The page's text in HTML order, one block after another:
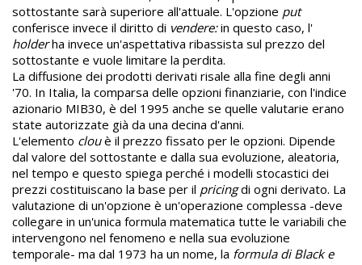
sottostante sarà superiore all'attuale. L'opzione put
conferisce invece il diritto di vendere:in questo caso, l'
holderha invece un'aspettativa ribassista sul prezzo del
sottostante e vuole limitare la perdita.
La diffusione dei prodotti derivati risale alla fine degli anni
'70. In Italia, la comparsa delle opzioni finanziarie, con l'indice
azionario MIB30, è del 1995 anche se quelle valutarie erano
state autorizzate già da una decina d'anni.
L'elemento clouè il prezzo fissato per le opzioni. Dipende
dal valore del sottostante e dalla sua evoluzione, aleatoria,
nel tempo e questo spiega perché i modelli stocastici dei
prezzi costituiscano la base per il pricingdi ogni derivato. La
valutazione di un'opzione è un'operazione complessa -deve
collegare in un'unica formula matematica tutte le variabili che
intervengono nel fenomeno e nella sua evoluzione
temporale- ma dal 1973 ha un nome, la formula di Black e